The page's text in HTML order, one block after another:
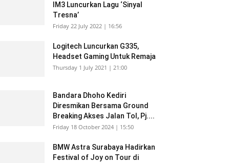
IM3 Luncurkan Lagu ‘Sinyal
Tresna’
Friday 22 July 2022 | 16:56
Logitech Luncurkan G335,
Headset Gaming Untuk Remaja
Thursday 1 July 2021 | 21:00
Bandara Dhoho Kediri
Diresmikan Bersama Ground
Breaking Akses Jalan Tol, Pj....
Friday 18 October 2024 | 15:50
BMW Astra Surabaya Hadirkan
Festival of Joy on Tour di